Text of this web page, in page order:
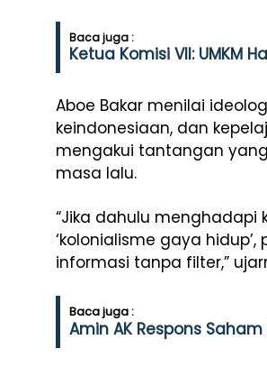
Baca juga :
Ketua Komisi VII: UMKM
Aboe Bakar menilai
keindonesiaan, dan
mengakui tantangan
masa lalu.
“Jika dahulu menghadapi
‘kolonialisme gaya
informasi tanpa filter,”
Baca juga :
Amin AK Respons Saham